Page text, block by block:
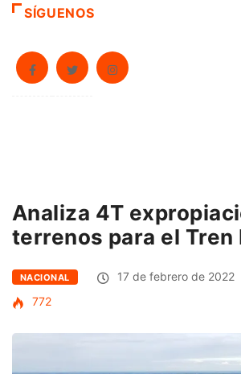
SÍGUENOS
Analiza 4T
terrenos para el Tren
NACIONAL 17 de febrero de 2022
772